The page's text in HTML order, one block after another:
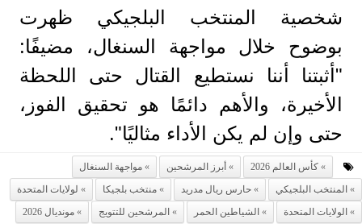
شخصية المنتخب البلجيكي ظهرت
بوضوح خلال مواجهة السنغال، مضيفًا:
"أثبتنا أننا نستطيع القتال حتى اللحظة
الأخيرة، والأهم دائمًا هو تحقيق الفوز،
حتى وإن لم يكن الأداء مثاليًا".
كأس العالم 2026 أبرز المرشحين
مواجهة السنغال
المنتخب البلجيكي
حارس ريال مدريد منتخب بلجيكا
لولايات المتحدة
الولايات المتحدة
الشياطين الحمر المرشحين للتتويج مونديال 2026